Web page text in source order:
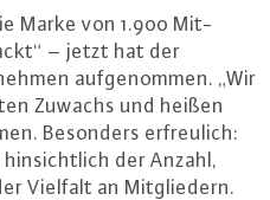
Marke von 1.900 Mit­
– jetzt hat der
auf­ge­nom­men. „Wir
Zuwachs und heißen
Besonders er­freu­lich:
hin­sicht­lich der Anzahl,
Vielfalt an Mit­glie­dern.